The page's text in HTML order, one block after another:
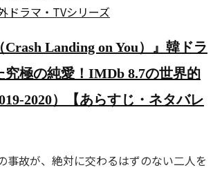
ドラマ・TVシリーズ
Crash Landing on You）』韓ドラ
究極の純愛！IMDb 8.7の世界的
2020）【あらすじ・ネタバレ
事故が、絶対に交わるはずのない二人を